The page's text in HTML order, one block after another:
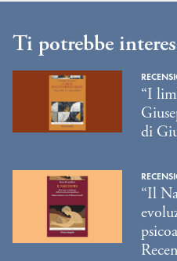
Ti potrebbe
“I
di
“Il